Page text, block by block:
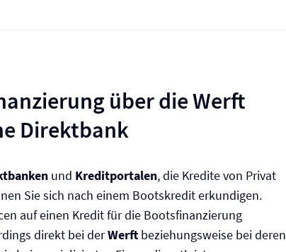
über die Werft
Direktbank
und Kreditportalen, die Kredite von Privat
Sie sich nach einem Bootskredit erkundigen.
auf einen Kredit für die Bootsfinanzierung
direkt bei derWerft beziehungsweise bei deren